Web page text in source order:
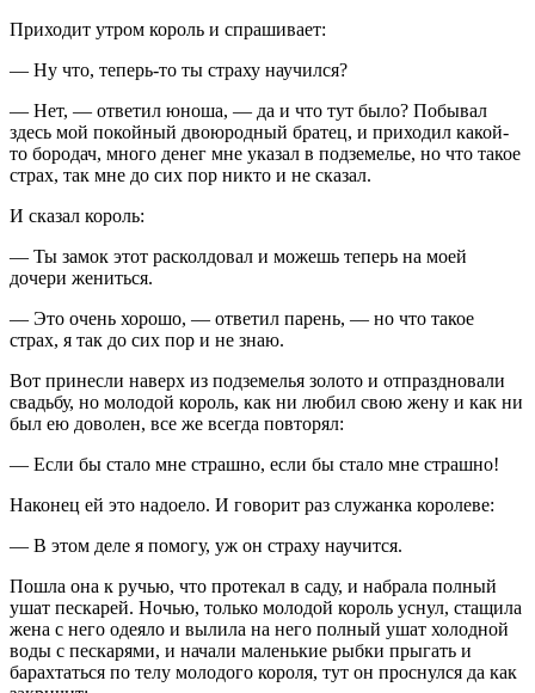
Приходит утром король и спрашивает:
— Ну что, теперь-то ты страху научился?
— Нет, — ответил юноша, — да и что тут было? Побывал
здесь мой покойный двоюродный братец, и приходил какой-
то бородач, много денег мне указал в подземелье, но что такое
страх, так мне до сих пор никто и не сказал.
И сказал король:
— Ты замок этот расколдовал и можешь теперь на моей
дочери жениться.
— Это очень хорошо, — ответил парень, — но что такое
страх, я так до сих пор и не знаю.
Вот принесли наверх из подземелья золото и отпраздновали
свадьбу, но молодой король, как ни любил свою жену и как ни
был ею доволен, все же всегда повторял:
— Если бы стало мне страшно, если бы стало мне страшно!
Наконец ей это надоело. И говорит раз служанка королеве:
— В этом деле я помогу, уж он страху научится.
Пошла она к ручью, что протекал в саду, и набрала полный
ушат пескарей. Ночью, только молодой король уснул, стащила
жена с него одеяло и вылила на него полный ушат холодной
воды с пескарями, и начали маленькие рыбки прыгать и
барахтаться по телу молодого короля, тут он проснулся да как